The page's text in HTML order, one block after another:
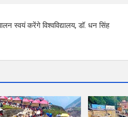
स्वयं करेंगे विश्वविद्यालय, डॉ. धन सिंह